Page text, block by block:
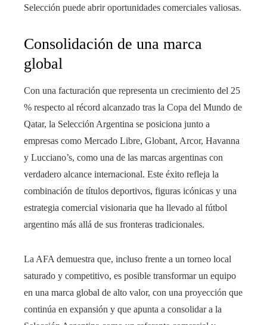
Selección puede abrir oportunidades comerciales valiosas.
Consolidación de una marca
global
Con una facturación que representa un crecimiento del 25
% respecto al récord alcanzado tras la Copa del Mundo de
Qatar, la Selección Argentina se posiciona junto a
empresas como Mercado Libre, Globant, Arcor, Havanna
y Lucciano’s, como una de las marcas argentinas con
verdadero alcance internacional. Este éxito refleja la
combinación de títulos deportivos, figuras icónicas y una
estrategia comercial visionaria que ha llevado al fútbol
argentino más allá de sus fronteras tradicionales.
La AFA demuestra que, incluso frente a un torneo local
saturado y competitivo, es posible transformar un equipo
en una marca global de alto valor, con una proyección que
continúa en expansión y que apunta a consolidar a la